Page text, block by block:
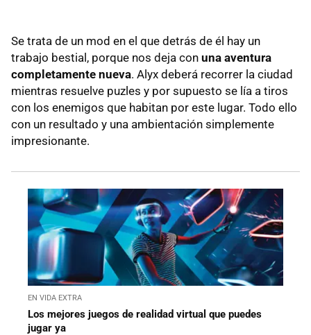
Se trata de un mod en el que detrás de él hay un
trabajo bestial, porque nos deja con una aventura
completamente nueva. Alyx deberá recorrer la ciudad
mientras resuelve puzles y por supuesto se lía a tiros
con los enemigos que habitan por este lugar. Todo ello
con un resultado y una ambientación simplemente
impresionante.
EN VIDA EXTRA
Los mejores juegos de realidad virtual que puedes
jugar ya